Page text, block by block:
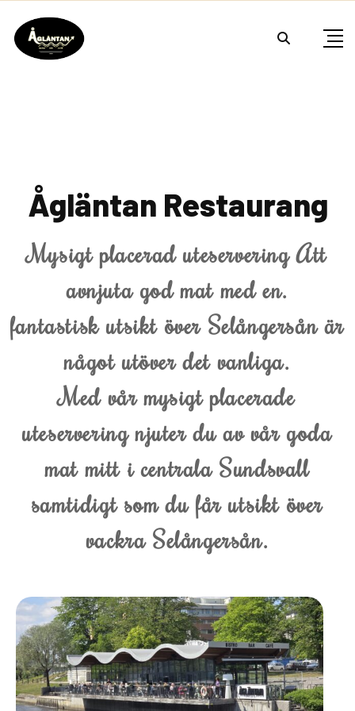
Ågläntan Restaurang
Mysigt placerad uteservering Att
avnjuta god mat med en.
fantastisk utsikt över Selångersån är
något utöver det vanliga.
Med vår mysigt placerade
uteservering njuter du av vår goda
mat mitt i centrala Sundsvall
samtidigt som du får utsikt över
vackra Selångersån.